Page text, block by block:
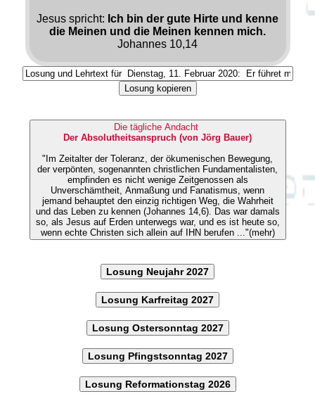
Jesus spricht: Ich bin der gute Hirte und kenne
die Meinen und die Meinen kennen mich.
Johannes 10,14
Losung kopieren
Die tägliche Andacht
Der Absolutheitsanspruch (von Jörg Bauer)
"Im Zeitalter der Toleranz, der ökumenischen Bewegung,
der verpönten, sogenannten christlichen Fundamentalisten,
empfinden es nicht wenige Zeitgenossen als
Unverschämtheit, Anmaßung und Fanatismus, wenn
jemand behauptet den einzig richtigen Weg, die Wahrheit
und das Leben zu kennen (Johannes 14,6). Das war damals
so, als Jesus auf Erden unterwegs war, und es ist heute so,
wenn echte Christen sich allein auf IHN berufen ..."(mehr)
Losung Neujahr 2027
Losung Karfreitag 2027
Losung Ostersonntag 2027
Losung Pfingstsonntag 2027
Losung Reformationstag 2026